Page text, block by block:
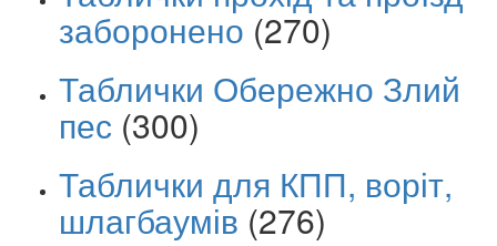
заборонено (270)
Таблички Обережно Злий
пес (300)
Таблички для КПП, воріт,
шлагбаумів (276)